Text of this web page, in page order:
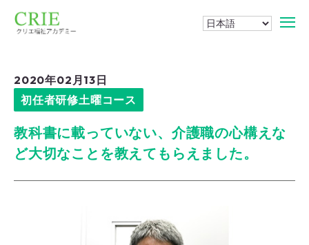
2020年02月13日
初任者研修土曜コース
教科書に載っていない、介護職の心構えな
ど大切なことを教えてもらえました。